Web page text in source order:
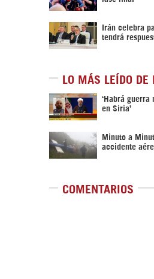
Irán celebra
tendrá
LO MÁS LEÍDO DE
‎‘Habrá guerra
en Siria’‎
Minuto a
accidente
COMENTARIOS